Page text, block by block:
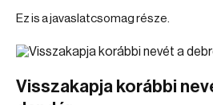
Ez is a javaslatcsomag része.
Visszakapja korábbi